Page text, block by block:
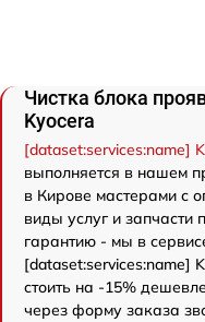
Чистка блока
Kyocera
[dataset:services:name]
выполняется в нашем
в Кирове мастерами с
виды услуг и
гарантию - мы в
[dataset:services:name]
стоить на -15%
через форму заказа